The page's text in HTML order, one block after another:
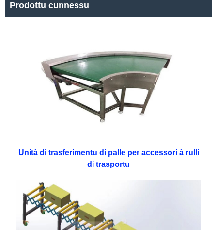
Prodottu cunnessu
Unità di trasferimentu di palle per accessori à rulli
di trasportu